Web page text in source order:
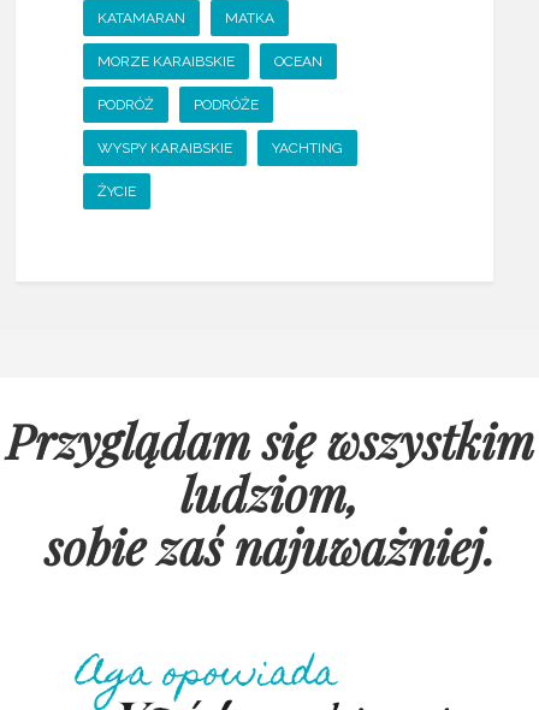
KATAMARAN MATKA
MORZE KARAIBSKIE OCEAN
PODRÓŻ PODRÓŻE
WYSPY KARAIBSKIE YACHTING
ŻYCIE
Przyglądam się wszystkim
ludziom,
sobie zaś najuważniej.